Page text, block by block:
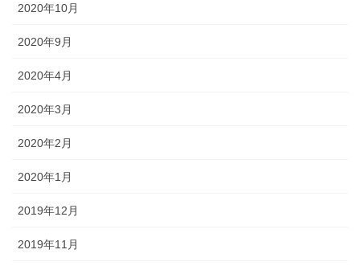
2020年10月
2020年9月
2020年4月
2020年3月
2020年2月
2020年1月
2019年12月
2019年11月